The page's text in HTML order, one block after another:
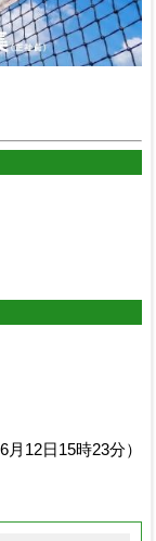
月12日15時23分）